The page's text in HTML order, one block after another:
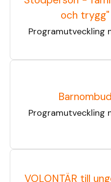
och
Programutveckling
Programutveckling
VOLONTÄR till